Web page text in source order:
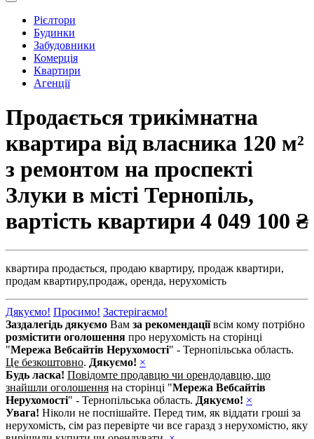
Рієлтори
Будинки
Забудовники
Комерція
Квартири
Агенції
Продається трикімнатна
квартира від власника 120 м²
з ремонтом на проспекті
Злуки в місті Тернопіль,
вартість квартири 4 049 100 ₴
квартира продається, продаю квартиру, продаж квартири,
продам квартиру,продаж, оренда, нерухомість
Дякуємо! Просимо! Застерігаємо!
Заздалегідь дякуємо Вам за рекомендаціївсім кому потрібно
розмістити оголошення про нерухомість на сторінці
"Мережа Вебсайтів Нерухомості" - Тернопільська область.
Це безкоштовно. Дякуємо! ×
Будь ласка! Повідомте продавцю чи орендодавцю, що
знайшли оголошення на сторінці "Мережа Вебсайтів
Нерухомості" - Тернопільська область. Дякуємо! ×
Увага! Ніколи не поспішайте. Перед тим, як віддати гроші за
нерухомість, сім раз перевірте чи все гаразд з нерухомістю, яку